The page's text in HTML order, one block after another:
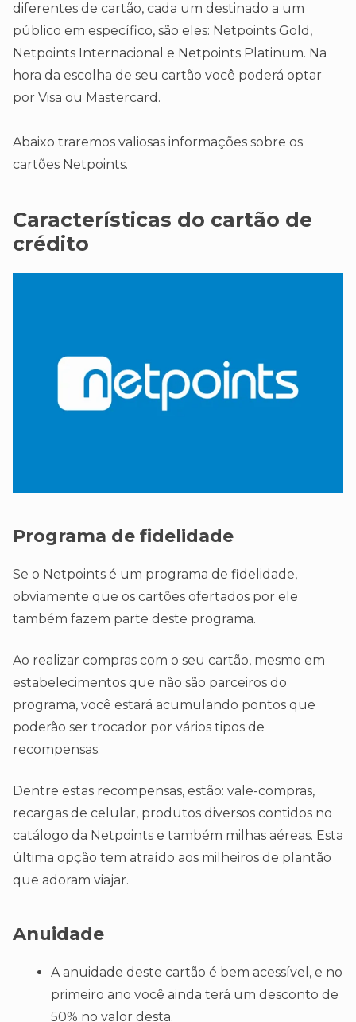
diferentes de cartão, cada um destinado a um
público em específico, são eles: Netpoints Gold,
Netpoints Internacional e Netpoints Platinum. Na
hora da escolha de seu cartão você poderá optar
por Visa ou Mastercard.
Abaixo traremos valiosas informações sobre os
cartões Netpoints.
Características do cartão de
crédito
Programa de fidelidade
Se o Netpoints é um programa de fidelidade,
obviamente que os cartões ofertados por ele
também fazem parte deste programa.
Ao realizar compras com o seu cartão, mesmo em
estabelecimentos que não são parceiros do
programa, você estará acumulando pontos que
poderão ser trocador por vários tipos de
recompensas.
Dentre estas recompensas, estão: vale-compras,
recargas de celular, produtos diversos contidos no
catálogo da Netpoints e também milhas aéreas. Esta
última opção tem atraído aos milheiros de plantão
que adoram viajar.
Anuidade
A anuidade deste cartão é bem acessível, e no
primeiro ano você ainda terá um desconto de
50% no valor desta.